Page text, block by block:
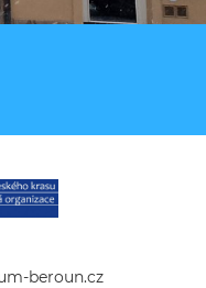
beroun.cz